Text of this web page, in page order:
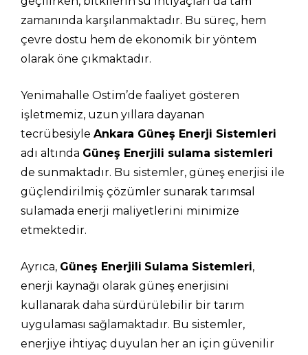
zamanında karşılanmaktadır. Bu süreç, hem
çevre dostu hem de ekonomik bir yöntem
olarak öne çıkmaktadır.
Yenimahalle Ostim’de faaliyet gösteren
işletmemiz, uzun yıllara dayanan
tecrübesiyle Ankara Güneş Enerji Sistemleri
adı altında Güneş Enerjili sulama sistemleri
de sunmaktadır. Bu sistemler, güneş enerjisi ile
güçlendirilmiş çözümler sunarak tarımsal
sulamada enerji maliyetlerini minimize
etmektedir.
Ayrıca, Güneş Enerjili Sulama Sistemleri,
enerji kaynağı olarak güneş enerjisini
kullanarak daha sürdürülebilir bir tarım
uygulaması sağlamaktadır. Bu sistemler,
enerjiye ihtiyaç duyulan her an için güvenilir